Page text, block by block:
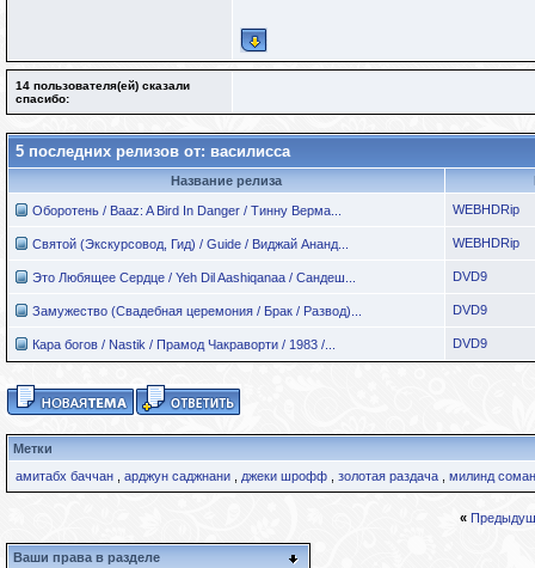
14 пользователя(ей) сказали
cпасибо:
5 последних релизов от: василисса
Название релиза
Оборотень / Baaz: A Bird In Danger / Тинну Верма... WEBHDRip
Святой (Экскурсовод, Гид) / Guide / Виджай Ананд... WEBHDRip
Это Любящее Сердце / Yeh Dil Aashiqanaa / Сандеш... DVD9
Замужество (Свадебная церемония / Брак / Развод)... DVD9
Кара богов / Nastik / Прамод Чакраворти / 1983 /... DVD9
Метки
амитабх баччан
арджун саджнани джеки шрофф золотая раздача милинд соман
«
Ваши права в разделе